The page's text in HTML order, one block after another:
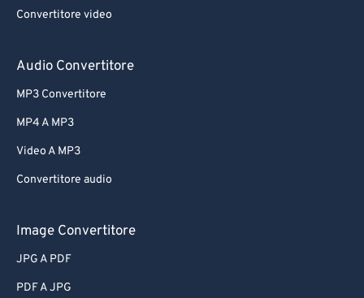
Convertitore video
Audio Convertitore
MP3 Convertitore
MP4 A MP3
Video A MP3
Convertitore audio
Image Convertitore
JPG A PDF
PDF A JPG